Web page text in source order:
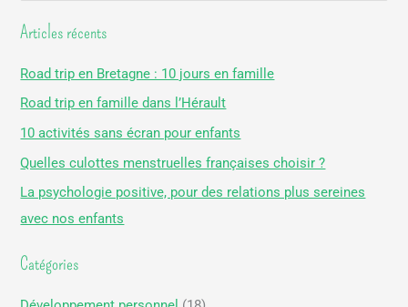
c
r
c
h
e
r
:
Articles récents
Road trip en Bretagne : 10 jours en famille
Road trip en famille dans l’Hérault
10 activités sans écran pour enfants
Quelles culottes menstruelles françaises choisir ?
La psychologie positive, pour des relations plus sereines
avec nos enfants
Catégories